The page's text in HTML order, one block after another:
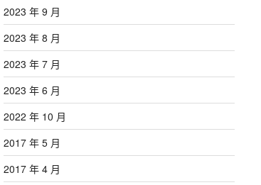
2023 年 9 月
2023 年 8 月
2023 年 7 月
2023 年 6 月
2022 年 10 月
2017 年 5 月
2017 年 4 月